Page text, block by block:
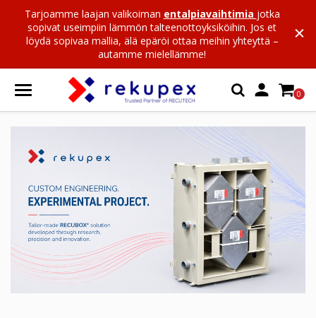
Tarjoamme laajan valikoiman entalpiavaihtimia jotka
sopivat useimpiin lämmön talteenottoyksiköihin. Jos et
löydä sopivaa mallia, älä epäröi ottaa meihin yhteyttä –
autamme mielellämme!
 0